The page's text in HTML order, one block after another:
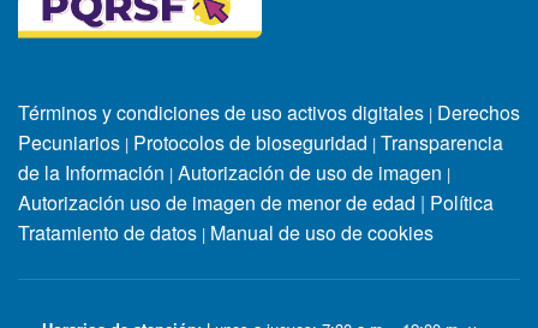
Términos y condiciones de uso activos digitales | Derechos
Pecuniarios | Protocolos de bioseguridad | Transparencia
de la Información | Autorización de uso de imagen |
Autorización uso de imagen de menor de edad | Política
Tratamiento de datos | Manual de uso de cookies